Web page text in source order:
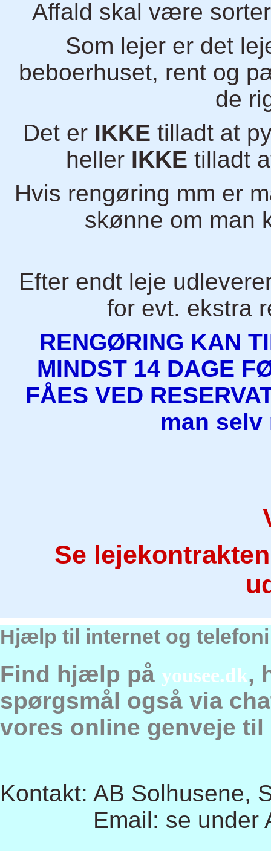
Affald skal være
Som lejer er det
beboerhuset, rent og
de
Det er IKKE tilladt at
heller IKKE tilladt
Hvis rengøring mm er
skønne om man
Efter endt leje
for evt. ekstra
RENGØRING KAN
MINDST 14 DAGE
FÅES VED
man
Se
Hjælp til internet og telefoni
Find hjælp på yousee.dk,
spørgsmål også via
vores online genveje
Kontakt: AB Solhusene,
Email: se under